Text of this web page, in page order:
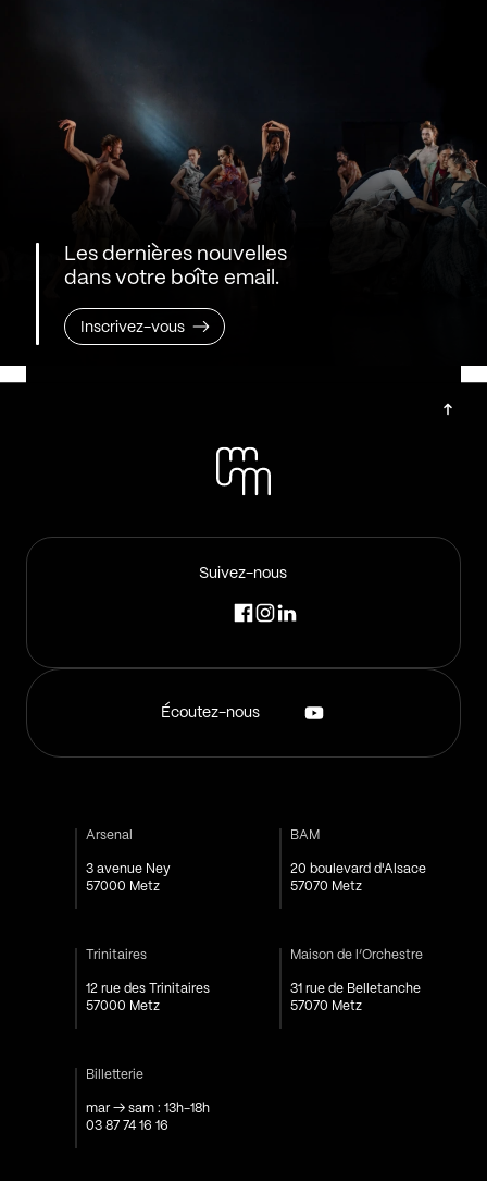
Les dernières nouvelles
dans votre boîte email.
Inscrivez-vous
Suivez-nous
Écoutez-nous
Arsenal
3 avenue Ney
57000 Metz
BAM
20 boulevard d'Alsace
57070 Metz
Trinitaires
12 rue des Trinitaires
57000 Metz
Maison de l’Orchestre
31 rue de Belletanche
57070 Metz
Billetterie
mar → sam : 13h-18h
03 87 74 16 16